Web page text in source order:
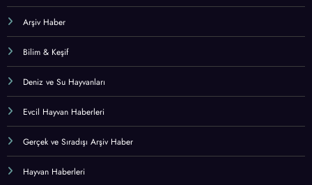
Arşiv Haber
Bilim & Keşif
Deniz ve Su Hayvanları
Evcil Hayvan Haberleri
Gerçek ve Sıradışı Arşiv Haber
Hayvan Haberleri